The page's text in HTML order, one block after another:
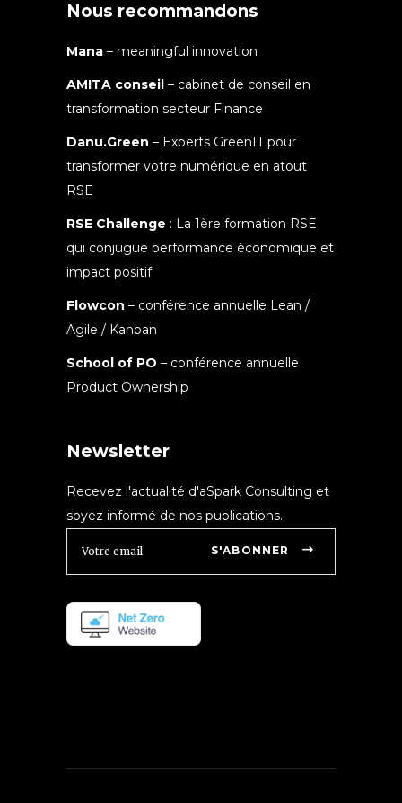
Nous recommandons
Mana – meaningful innovation
AMITA conseil – cabinet de conseil en
transformation secteur Finance
Danu.Green – Experts GreenIT pour
transformer votre numérique en atout
RSE
RSE Challenge : La 1ère formation RSE
qui conjugue performance économique et
impact positif
Flowcon – conférence annuelle Lean /
Agile / Kanban
School of PO – conférence annuelle
Product Ownership
Newsletter
Recevez l'actualité d'aSpark Consulting et
soyez informé de nos publications.
S'ABONNER